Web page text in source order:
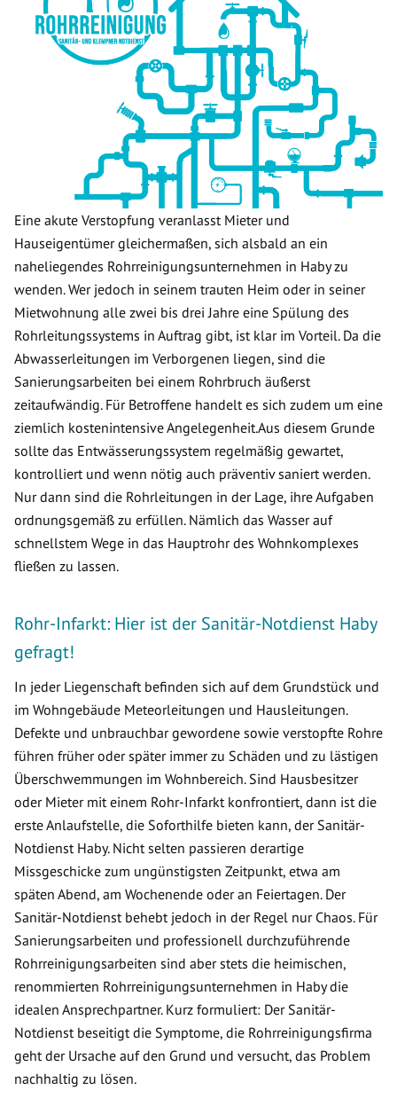
Eine akute Verstopfung veranlasst Mieter und
Hauseigentümer gleichermaßen, sich alsbald an ein
naheliegendes Rohrreinigungsunternehmen in Haby zu
wenden. Wer jedoch in seinem trauten Heim oder in seiner
Mietwohnung alle zwei bis drei Jahre eine Spülung des
Rohrleitungssystems in Auftrag gibt, ist klar im Vorteil. Da die
Abwasserleitungen im Verborgenen liegen, sind die
Sanierungsarbeiten bei einem Rohrbruch äußerst
zeitaufwändig. Für Betroffene handelt es sich zudem um eine
ziemlich kostenintensive Angelegenheit.Aus diesem Grunde
sollte das Entwässerungssystem regelmäßig gewartet,
kontrolliert und wenn nötig auch präventiv saniert werden.
Nur dann sind die Rohrleitungen in der Lage, ihre Aufgaben
ordnungsgemäß zu erfüllen. Nämlich das Wasser auf
schnellstem Wege in das Hauptrohr des Wohnkomplexes
fließen zu lassen.
Rohr-Infarkt: Hier ist der Sanitär-Notdienst Haby
gefragt!
In jeder Liegenschaft befinden sich auf dem Grundstück und
im Wohngebäude Meteorleitungen und Hausleitungen.
Defekte und unbrauchbar gewordene sowie verstopfte Rohre
führen früher oder später immer zu Schäden und zu lästigen
Überschwemmungen im Wohnbereich. Sind Hausbesitzer
oder Mieter mit einem Rohr-Infarkt konfrontiert, dann ist die
erste Anlaufstelle, die Soforthilfe bieten kann, der Sanitär-
Notdienst Haby. Nicht selten passieren derartige
Missgeschicke zum ungünstigsten Zeitpunkt, etwa am
späten Abend, am Wochenende oder an Feiertagen. Der
Sanitär-Notdienst behebt jedoch in der Regel nur Chaos. Für
Sanierungsarbeiten und professionell durchzuführende
Rohrreinigungsarbeiten sind aber stets die heimischen,
renommierten Rohrreinigungsunternehmen in Haby die
idealen Ansprechpartner. Kurz formuliert: Der Sanitär-
Notdienst beseitigt die Symptome, die Rohrreinigungsfirma
geht der Ursache auf den Grund und versucht, das Problem
nachhaltig zu lösen.